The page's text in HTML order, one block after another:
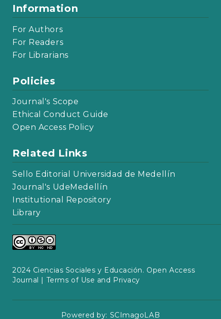
Information
For Authors
For Readers
For Librarians
Policies
Journal's Scope
Ethical Conduct Guide
Open Access Policy
Related Links
Sello Editorial Universidad de Medellín
Journal's UdeMedellín
Institutional Repository
Library
2024 Ciencias Sociales y Educación. Open Access
Journal | Terms of Use and Privacy
Powered by: SCImagoLAB